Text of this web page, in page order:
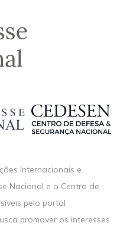
Internacionais e
Nacional e o Centro de
pelo portal
promover os interesses